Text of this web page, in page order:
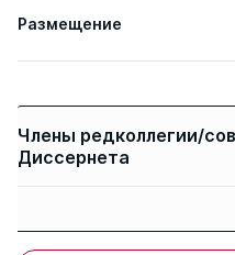
Размещение
Члены редколлегии/
Диссернета